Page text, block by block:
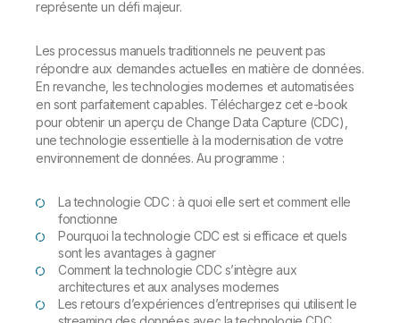
représente un défi majeur.
Les processus manuels traditionnels ne peuvent pas
répondre aux demandes actuelles en matière de données.
En revanche, les technologies modernes et automatisées
en sont parfaitement capables. Téléchargez cet e-book
pour obtenir un aperçu de Change Data Capture (CDC),
une technologie essentielle à la modernisation de votre
environnement de données. Au programme :
La technologie CDC : à quoi elle sert et comment elle
fonctionne
Pourquoi la technologie CDC est si efficace et quels
sont les avantages à gagner
Comment la technologie CDC s’intègre aux
architectures et aux analyses modernes
Les retours d’expériences d’entreprises qui utilisent le